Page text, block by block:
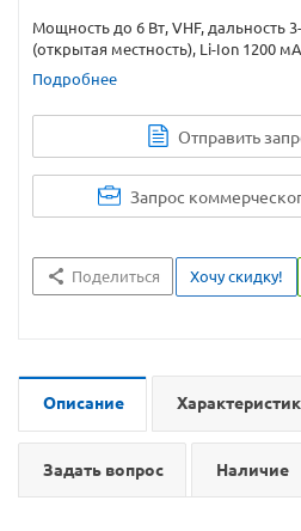
Мощность до 6 Вт, VHF, дальность
(открытая местность), Li-Ion 1200
диапазона выполненная в
CTCSS и DSC. Купите рацию AjetRays
или самовывозом.
Подробнее
Отправить
Запрос
Поделиться Хочу скидку!
Описание
Задать вопрос Наличие